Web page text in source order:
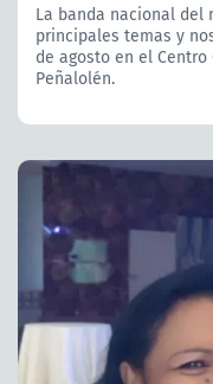
La banda nacional del
principales temas y
de agosto en el
Peñalolén.